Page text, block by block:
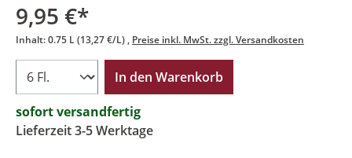
9,95 €*
Inhalt:0.75 L(13,27 €/L) Preise inkl. MwSt. zzgl. Versandkosten
In den Warenkorb
sofort versandfertig
Lieferzeit 3-5 Werktage